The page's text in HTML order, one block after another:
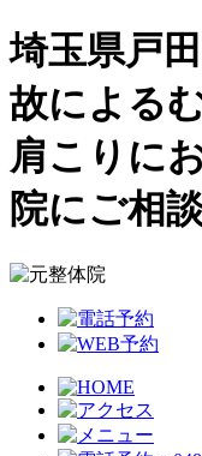
埼玉県戸
故による
肩こりに
院にご相